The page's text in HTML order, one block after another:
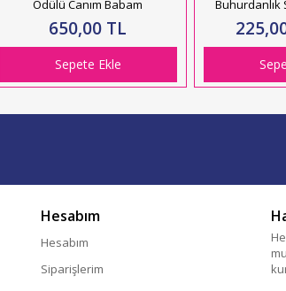
Ödülü Canım Babam
650,00 TL
Sepete Ekle
Buhurdanlık
Hesabım
Hesabım
Siparişlerim